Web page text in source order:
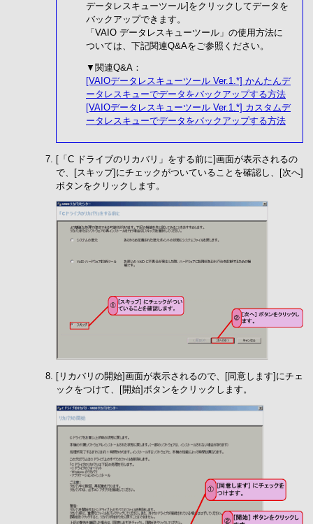
データレスキューツール]をクリックしてデータを
バックアップできます。
「VAIO データレスキューツール」の使用方法に
ついては、下記関連Q&Aをご参照ください。
▼関連Q&A：
[VAIOデータレスキューツール Ver.1.*] かんたんデ
ータレスキューでデータをバックアップする方法
[VAIOデータレスキューツール Ver.1.*] カスタムデ
ータレスキューでデータをバックアップする方法
[「C ドライブのリカバリ」をする前に]画面が表示されるの
で、[スキップ]にチェックがついていることを確認し、[次へ]
ボタンをクリックします。
[リカバリの開始]画面が表示されるので、[同意します]にチェ
ックをつけて、[開始]ボタンをクリックします。